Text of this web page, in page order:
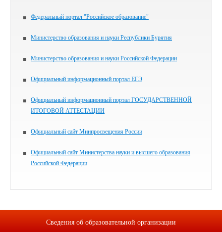
Федеральный портал "Российское образование"
Министерство образования и науки Республики Бурятия
Министерство образования и науки Российской Федерации
Официальный информационный портал ЕГЭ
Официальный информационный портал ГОСУДАРСТВЕННОЙ
ИТОГОВОЙ АТТЕСТАЦИИ
Официальный сайт Минпросвещения России
Официальный сайт Министерства науки и высшего образования
Российской Федерации
Сведения об образовательной организации